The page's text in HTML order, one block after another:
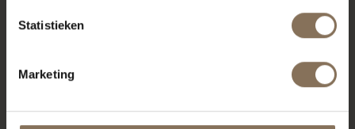
Statistieken
Marketing
VANAF€ 219,00